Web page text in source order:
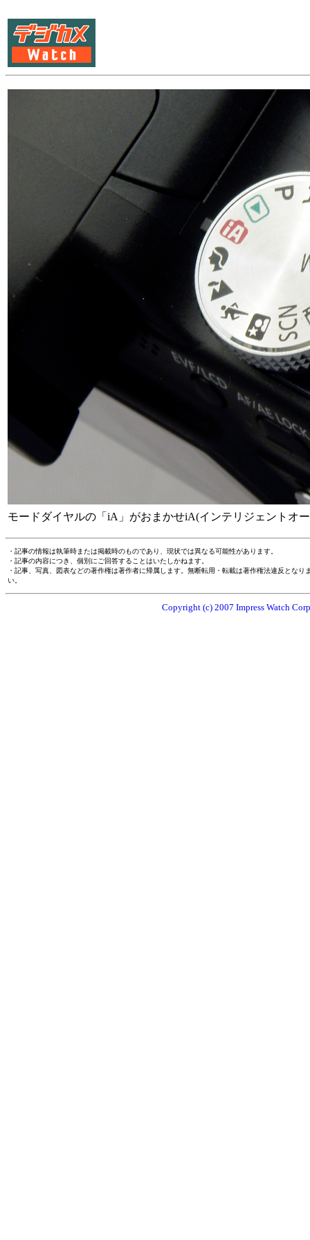
モードダイヤルの「iA」がおまかせiA(インテリジェントオ
・記事の情報は執筆時または掲載時のものであり、現状では異なる可能性があります。
・記事の内容につき、個別にご回答することはいたしかねます。
・記事、写真、図表などの著作権は著作者に帰属します。無断転用・転載は著作権法違反とな
い。
Copyright (c) 2007 Impress Watch